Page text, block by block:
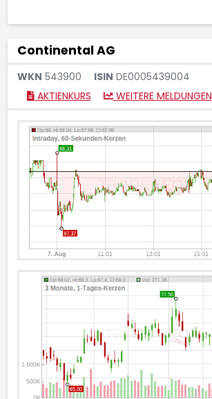
Continental AG
WKN 543900 ISIN DE0005439004
AKTIENKURS
WEITERE MELDUNGEN